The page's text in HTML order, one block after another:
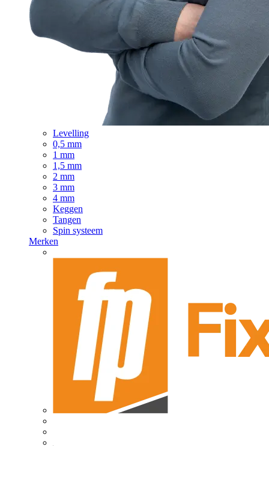
Levelling
0,5 mm
1 mm
1,5 mm
2 mm
3 mm
4 mm
Keggen
Tangen
Spin systeem
Merken